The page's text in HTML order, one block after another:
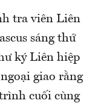
tra viên Liên
sáng thứ
ký Liên hiệp
giao rằng
cuối cùng